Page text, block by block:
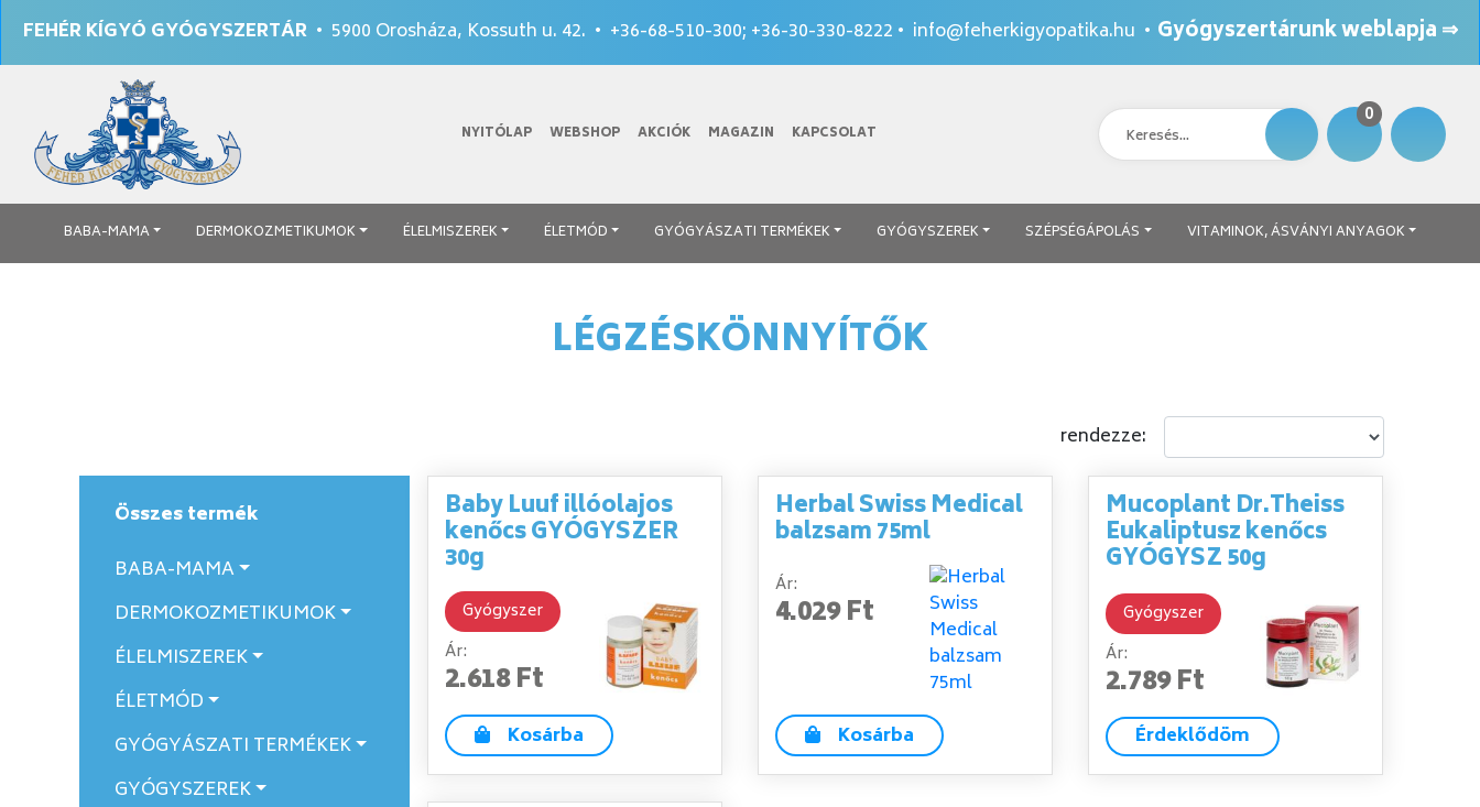
FEHÉR KÍGYÓ GYÓGYSZERTÁR• 5900 Orosháza, Kossuth u. 42. • +36-68-510-300; +36-30-330-8222 • info@feherkigyopatika.hu • Gyógyszertárunk weblapja ⇒
NYITÓLAP WEBSHOP AKCIÓK MAGAZIN KAPCSOLAT
0
BABA-MAMA DERMOKOZMETIKUMOK ÉLELMISZEREK ÉLETMÓD GYÓGYÁSZATI TERMÉKEK GYÓGYSZEREK SZÉPSÉGÁPOLÁS VITAMINOK, ÁSVÁNYI ANYAGOK
LÉGZÉSKÖNNYÍTŐK
rendezze:
Összes termék
BABA-MAMA
DERMOKOZMETIKUMOK
ÉLELMISZEREK
ÉLETMÓD
GYÓGYÁSZATI TERMÉKEK
GYÓGYSZEREK
Baby Luuf illóolajos
kenőcs GYÓGYSZER
30g
Gyógyszer
Ár:
2.618 Ft
Kosárba
Herbal Swiss Medical
balzsam 75ml
Ár:
4.029 Ft
Kosárba
Mucoplant Dr.Theiss
Eukaliptusz kenőcs
GYÓGYSZ 50g
Gyógyszer
Ár:
2.789 Ft
Érdeklődöm